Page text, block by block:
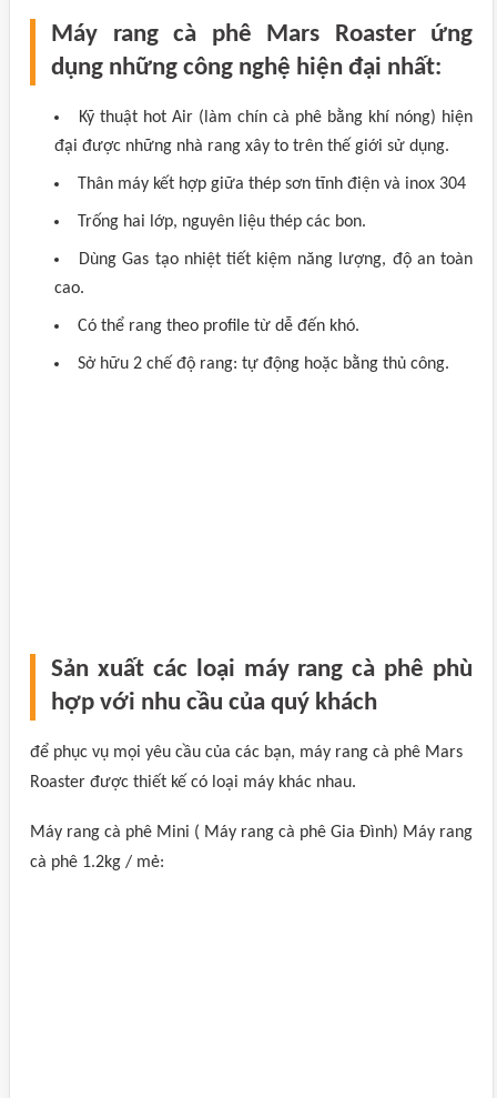
Máy rang cà phê Mars Roaster ứng
dụng những công nghệ hiện đại nhất:
Kỹ thuật hot Air (làm chín cà phê bằng khí nóng) hiện
đại được những nhà rang xây to trên thế giới sử dụng.
Thân máy kết hợp giữa thép sơn tĩnh điện và inox 304
Trống hai lớp, nguyên liệu thép các bon.
Dùng Gas tạo nhiệt tiết kiệm năng lượng, độ an toàn
cao.
Có thể rang theo profile từ dễ đến khó.
Sở hữu 2 chế độ rang: tự động hoặc bằng thủ công.
Sản xuất các loại máy rang cà phê phù
hợp với nhu cầu của quý khách
để phục vụ mọi yêu cầu của các bạn, máy rang cà phê Mars
Roaster được thiết kế có loại máy khác nhau.
Máy rang cà phê Mini ( Máy rang cà phê Gia Đình) Máy rang
cà phê 1.2kg / mẻ: